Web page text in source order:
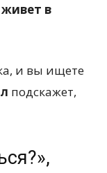
в
и вы ищете
подскажет,